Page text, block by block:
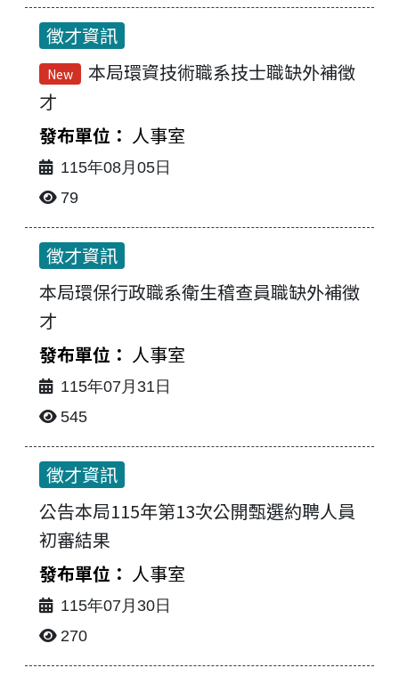
最新消息-列表
徵才資訊
New
本局環資技術職系技士職缺外補徵
才
人事室
115年08月05日
79
徵才資訊
本局環保行政職系衛生稽查員職缺外補徵
才
人事室
115年07月31日
545
徵才資訊
公告本局115年第13次公開甄選約聘人員
初審結果
人事室
115年07月30日
270